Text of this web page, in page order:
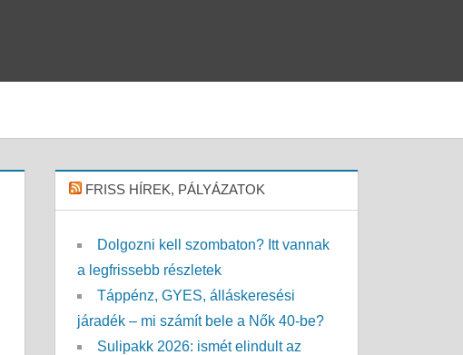
FRISS HÍREK, PÁLYÁZATOK
Dolgozni kell szombaton? Itt vannak
a legfrissebb részletek
Táppénz, GYES, álláskeresési
járadék – mi számít bele a Nők 40-be?
Sulipakk 2026: ismét elindult az